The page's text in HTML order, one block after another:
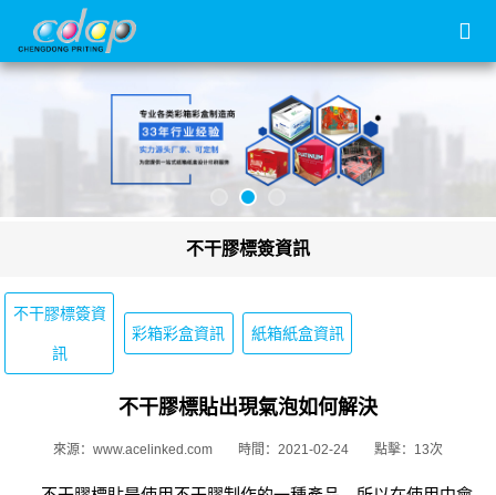
不干膠標簽資訊
不干膠標簽資
訊
彩箱彩盒資訊 紙箱紙盒資訊
不干膠標貼出現氣泡如何解決
來源：www.acelinked.com 時間：2021-02-24 點擊：13次